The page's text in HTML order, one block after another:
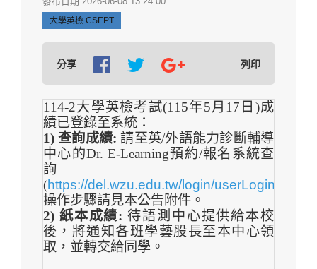
大學英檢 CSEPT
分享 列印
114-2大學英檢考試(115年5月17日)成
績已登錄至系統：
1)查詢成績: 請至英/外語能力診斷輔導
中心的Dr. E-Learning預約/報名系統查
詢
(https://del.wzu.edu.tw/login/userLogin/
操作步驟請見本公告附件。
2) 紙本成績: 待語測中心提供給本校
後，將通知各班學藝股長至本中心領
取，並轉交給同學。